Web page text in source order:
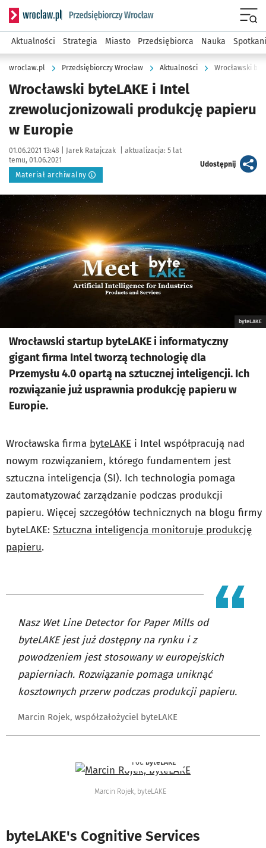
Serwis informacyjny wroclaw.pl podserwis: Strategia
Aktualności Strategia Miasto Przedsiębiorca Nauka
wroclaw.pl Przedsiębiorczy Wrocław Aktualności Wrocławski
Wrocławski byteLAKE i Intel
zrewolucjonizowali produkcję papieru
w Europie
Data publikacji:
01.06.2021 13:48 | Autor:
Jarek Ratajczak aktualizacja: 5 lat
temu, 01.06.2021
Materiał archiwalny
Udostępnijartykuł
Kliknij, aby powiększyć
byteLAKE
Wrocławski startup byteLAKE i informatyczny
gigant firma Intel tworzą technologię dla
Przemysłu 4.0 opartą na sztucznej inteligencji. Ich
rozwiązanie już usprawnia produkcję papieru w
Europie.
Wrocławska firma byteLAKE i Intel współpracują nad
nowym rozwiązaniem, którego fundamentem jest
sztuczna inteligencja (SI). Ich technologia pomaga
zautomatyzować zarządzanie podczas produkcji
papieru. Więcej szczegółów technicznych na blogu firmy
byteLAKE: Sztuczna inteligencja monitoruje produkcję
papieru.
Nasz Wet Line Detector for Paper Mills od
byteLAKE jest już dostępny na rynku i z
powodzeniem jest stosowany w europejskich
papierniach. Rozwiązanie pomaga uniknąć
kosztownych przerw podczas produkcji papieru.
Marcin Rojek, współzałożyciel byteLAKE
Fot. byteLAKE
Marcin Rojek, byteLAKE
byteLAKE's Cognitive Services